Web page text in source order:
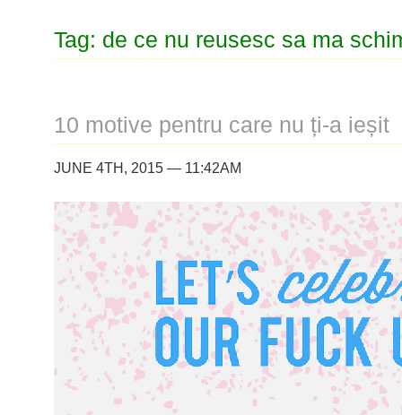
Tag: de ce nu reusesc sa ma
10 motive pentru care nu ți-a ieșit
JUNE 4TH, 2015 — 11:42AM